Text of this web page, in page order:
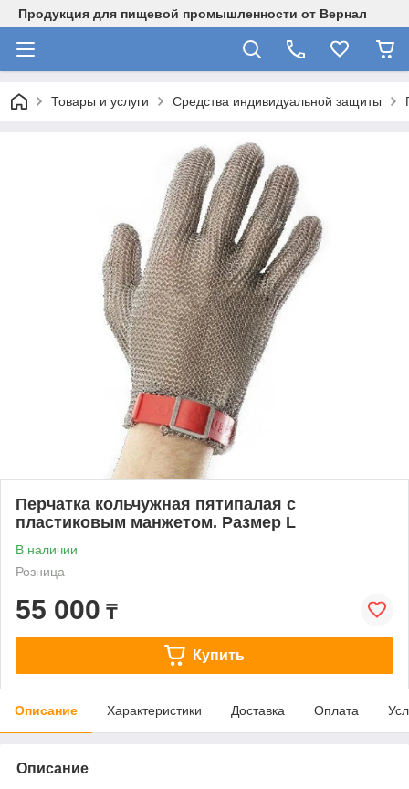
Продукция для пищевой промышленности от Вернал
Товары и услуги Средства индивидуальной защиты
Перчатка кольчужная пятипалая с
пластиковым манжетом. Размер L
В наличии
Розница
55 000 ₸
Купить
Описание Характеристики Доставка Оплата
Описание